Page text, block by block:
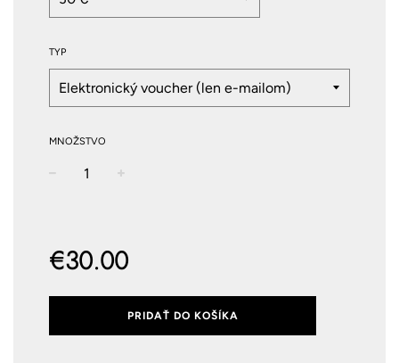
TYP
MNOŽSTVO
€30.00
PRIDAŤ DO KOŠÍKA